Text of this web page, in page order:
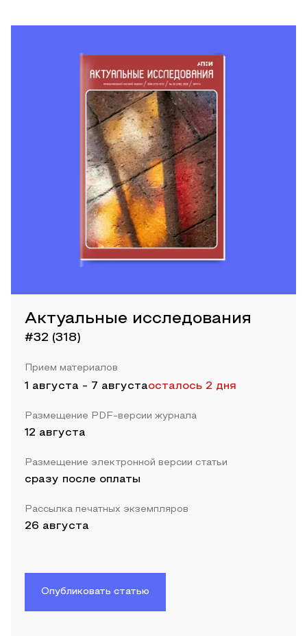
Актуальные исследования
#32 (318)
Прием материалов
1 августа - 7 августаосталось 2 дня
Размещение PDF-версии журнала
12 августа
Размещение электронной версии статьи
сразу после оплаты
Рассылка печатных экземпляров
26 августа
Опубликовать статью